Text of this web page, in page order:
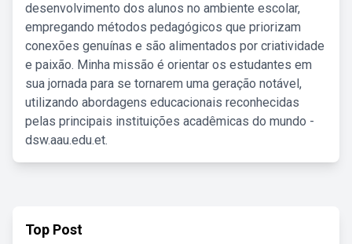
desenvolvimento dos alunos no ambiente escolar,
empregando métodos pedagógicos que priorizam
conexões genuínas e são alimentados por criatividade
e paixão. Minha missão é orientar os estudantes em
sua jornada para se tornarem uma geração notável,
utilizando abordagens educacionais reconhecidas
pelas principais instituições acadêmicas do mundo -
dsw.aau.edu.et.
Top Post